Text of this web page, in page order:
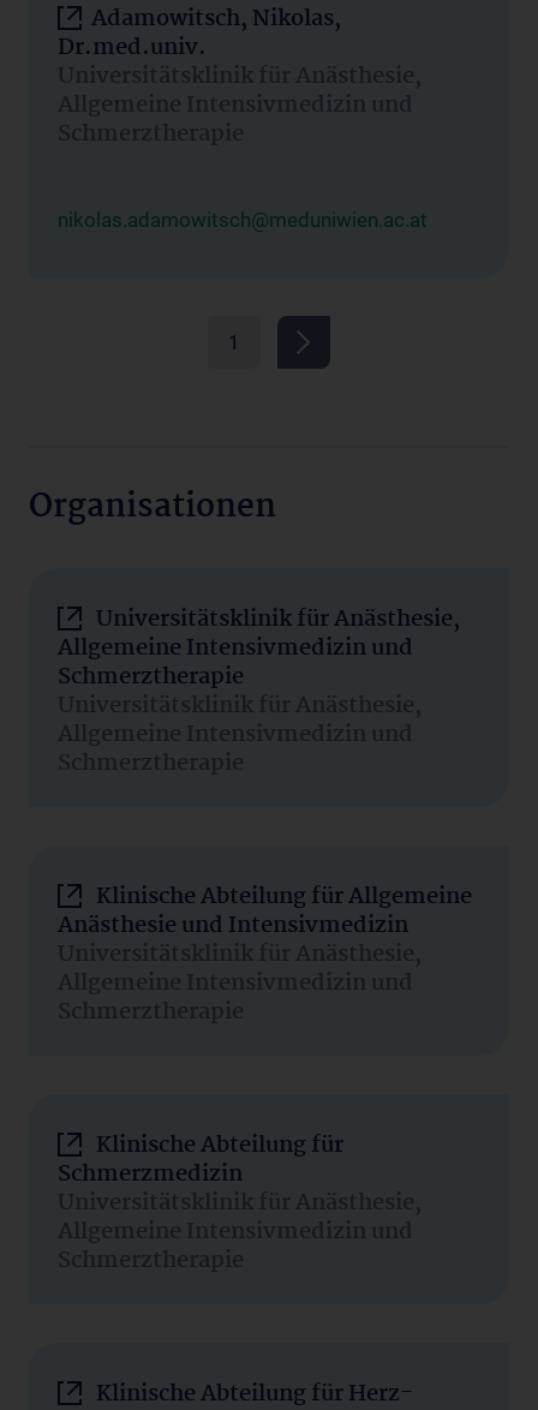
Adamowitsch, Nikolas,
Dr.med.univ.
Universitätsklinik für Anästhesie,
Allgemeine Intensivmedizin und
Schmerztherapie
nikolas.adamowitsch@meduniwien.ac.at
1
Organisationen
Universitätsklinik für Anästhesie,
Allgemeine Intensivmedizin und
Schmerztherapie
Universitätsklinik für Anästhesie,
Allgemeine Intensivmedizin und
Schmerztherapie
Klinische Abteilung für Allgemeine
Anästhesie und Intensivmedizin
Universitätsklinik für Anästhesie,
Allgemeine Intensivmedizin und
Schmerztherapie
Klinische Abteilung für
Schmerzmedizin
Universitätsklinik für Anästhesie,
Allgemeine Intensivmedizin und
Schmerztherapie
Klinische Abteilung für Herz-